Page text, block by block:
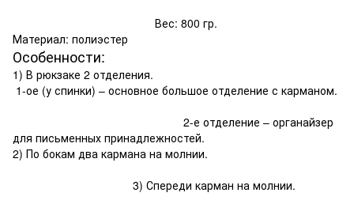
Вес: 800 гр.
Материал: полиэстер
Особенности:
1) В рюкзаке 2 отделения.
1-ое (у спинки) – основное большое отделение с карманом.
2-е отделение – органайзер
для письменных принадлежностей.
2) По бокам два кармана на молнии.
3) Спереди карман на молнии.